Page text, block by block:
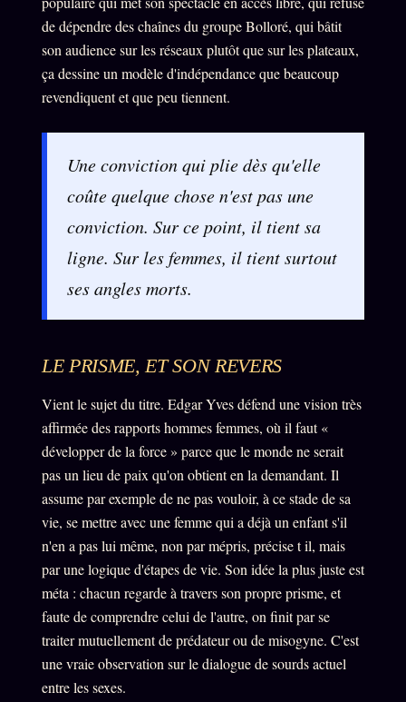
ÉDITORIAL ÉQUIPE + AUTEURS
À propos
Founders
Équipe
Auteurs
Personas
Who is who
Qui baise qui +18
Signatures
Charte éditoriale
Words RadioFM
PRATIQUE + LÉGAL
Archive complète
Récents
À la une
Recherche ⌕
Tous les tags
Soumettre un tip
de dépendre des chaînes du groupe Bolloré, qui bâtit
son audience sur les réseaux plutôt que sur les plateaux,
ça dessine un modèle d'indépendance que beaucoup
revendiquent et que peu tiennent.
Une conviction qui plie dès qu'elle
coûte quelque chose n'est pas une
conviction. Sur ce point, il tient sa
ligne. Sur les femmes, il tient surtout
ses angles morts.
LE PRISME, ET SON REVERS
Vient le sujet du titre. Edgar Yves défend une vision très
affirmée des rapports hommes femmes, où il faut «
développer de la force » parce que le monde ne serait
pas un lieu de paix qu'on obtient en la demandant. Il
assume par exemple de ne pas vouloir, à ce stade de sa
vie, se mettre avec une femme qui a déjà un enfant s'il
n'en a pas lui même, non par mépris, précise t il, mais
par une logique d'étapes de vie. Son idée la plus juste est
méta : chacun regarde à travers son propre prisme, et
faute de comprendre celui de l'autre, on finit par se
traiter mutuellement de prédateur ou de misogyne. C'est
une vraie observation sur le dialogue de sourds actuel
entre les sexes.